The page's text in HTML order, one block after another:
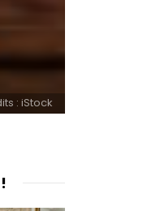
: iStock